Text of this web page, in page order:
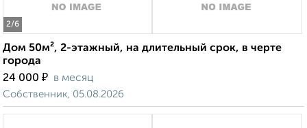
2/6
Дом 50м², 2-этажный, на длительный срок, в черте
города
24 000 ₽ в месяц
Собственник, 05.08.2026